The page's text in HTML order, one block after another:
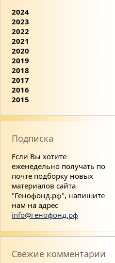
2024
2023
2022
2021
2020
2019
2018
2017
2016
2015
Подписка
Если Вы хотите
еженедельно получать по
почте подборку новых
материалов сайта
"Генофонд.рф", напишите
нам на адрес
info@генофонд.рф
Свежие комментарии